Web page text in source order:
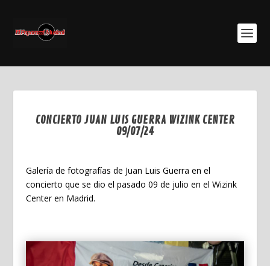
CONCIERTO JUAN LUIS GUERRA WIZINK CENTER
09/07/24
Galería de fotografías de Juan Luis Guerra en el
concierto que se dio el pasado 09 de julio en el Wizink
Center en Madrid.